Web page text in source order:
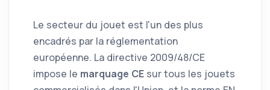
Le secteur du jouet est l'un des plus
encadrés par la réglementation
européenne. La directive 2009/48/CE
impose le marquage CE sur tous les jouets